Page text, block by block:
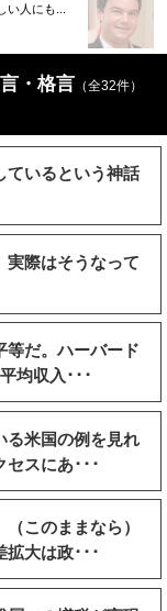
い人にも...
・格言 （全32件）
ているという神話
実際はそうなって
等だ。ハーバード
均収入･･･
る米国の例を見れ
セスにあ･･･
このままなら）
拡大は政･･･